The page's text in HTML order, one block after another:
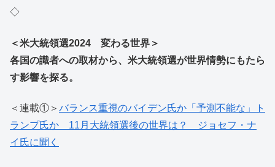
◇
＜米大統領選2024 変わる世界＞
各国の識者への取材から、米大統領選が世界情勢にもたら
す影響を探る。
＜連載①＞ バランス重視のバイデン氏か「予測不能な」ト
ランプ氏か 11月大統領選後の世界は？ ジョセフ・ナ
イ氏に聞く